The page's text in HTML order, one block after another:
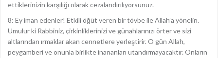
ettiklerinizin karşılığı olarak cezalandırılıyorsunuz.
8: Ey iman edenler! Etkili öğüt veren bir tövbe ile Allah’a yönelin.
Umulur ki Rabbiniz, çirkinliklerinizi ve günahlarınızı örter ve sizi
altlarından ırmaklar akan cennetlere yerleştirir. O gün Allah,
peygamberi ve onunla birlikte inananları utandırmayacaktır. Onların